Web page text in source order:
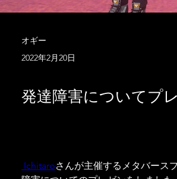
オギー
2022年2月20日
発達障害についてプ
Ichitaroさんが主催するメタバース